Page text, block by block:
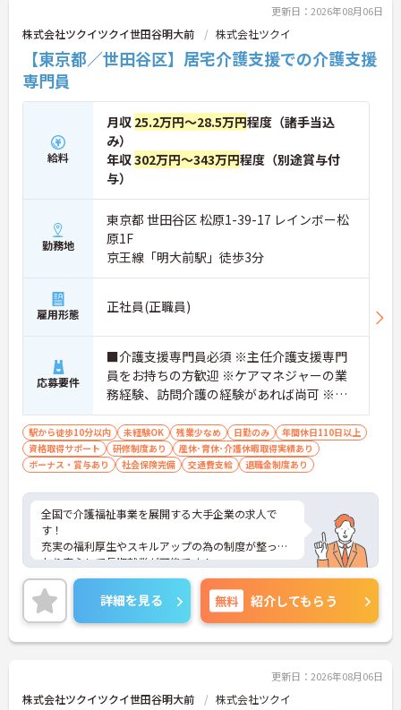
当（時給500円UP）や早朝夜間手当、ICT手当など、
各種手当が充実しています。
更新日：2026年08月06日
株式会社ツクイツクイ世田谷明大前 株式会社ツクイ
【東京都／世田谷区】居宅介護支援での介護支援
専門員
給料
月収 25.2万円～28.5万円程度（諸手当込
み）
年収302万円～343万円程度（別途賞与付
与）
勤務地
東京都 世田谷区 松原1-39-17 レインボー松
原1F
京王線「明大前駅」徒歩3分
雇用形態 正社員(正職員)
応募要件
■介護支援専門員必須 ※主任介護支援専門
員をお持ちの方歓迎 ※ケアマネジャーの業
務経験、訪問介護の経験があれば尚可 ※未
経験の方も、先輩による同行研修があるた
め、ご安心ください。
駅から徒歩10分以内 未経験OK 残業少なめ 日勤のみ
年間休日110日以上
資格取得サポート
研修制度あり
産休･育休･介護休暇取得実績あり
ボーナス・賞与あり
社会保険完備 交通費支給 退職金制度あり
全国で介護福祉事業を展開する大手企業の求人で
す！
充実の福利厚生やスキルアップの為の制度が整って
おり安心して長期就業が可能です！
ご興味ある方には、面接のポイントなど、さらに詳
細をお話致しますのでお気軽にご相談ください。
詳細を見る 無料 紹介してもらう
更新日：2026年08月06日
株式会社ツクイツクイ世田谷明大前 株式会社ツクイ